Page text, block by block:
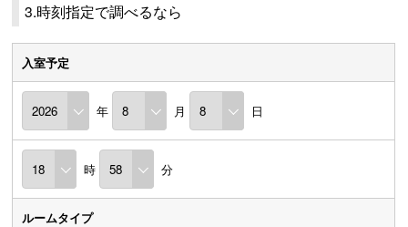
3.時刻指定で調べるなら
入室予定
年 月 日
時 分
ルームタイプ